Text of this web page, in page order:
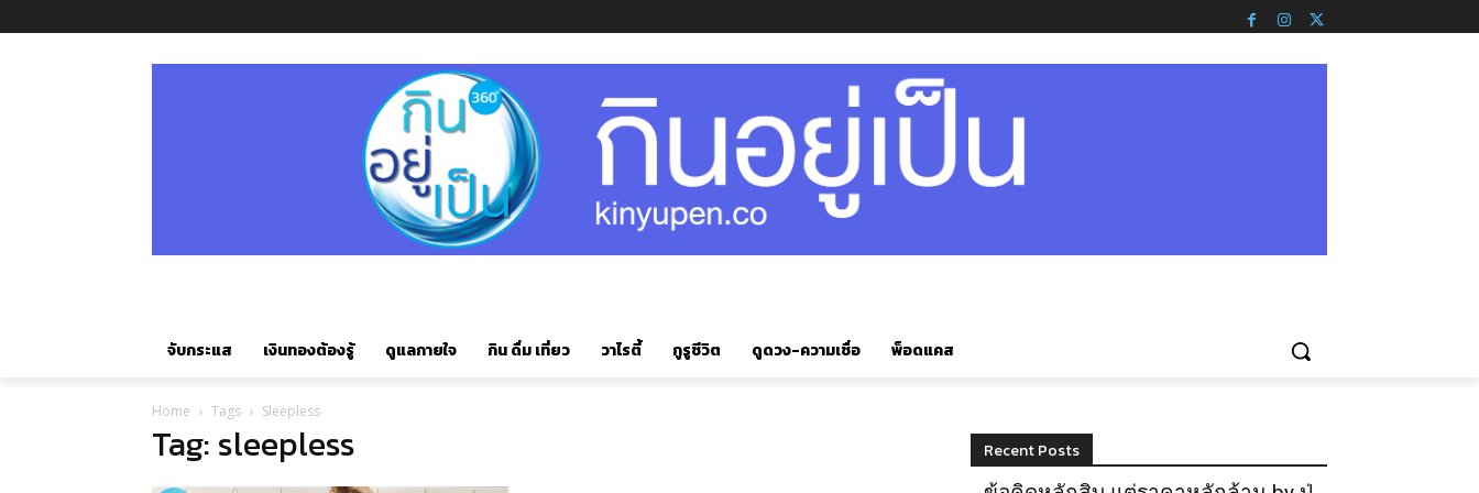
จับกระแส เงินทองต้องรู้ ดูแลกายใจ กิน ดื่ม เที่ยว วาไรตี้ กูรูชีวิต ดูดวง-ความเชื่อ พ็อดแคส
Home Tags Sleepless
Tag: sleepless Recent Posts